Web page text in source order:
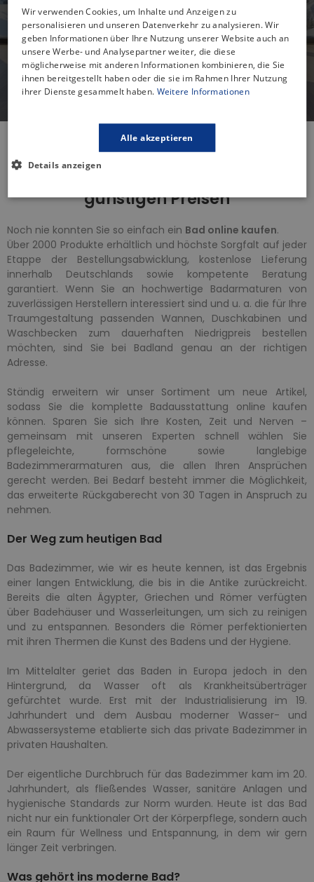
ZUM PRODUKT
günstigen Preisen
Noch nie konnten Sie so einfach ein Bad online kaufen.
Über 2000 Produkte erhältlich und höchste Sorgfalt auf jeder
Etappe der Bestellungsabwicklung, kostenlose Lieferung
innerhalb Deutschlands sowie kompetente Beratung
garantiert. Wenn Sie an hochwertige Badarmaturen von
zuverlässigen Herstellern interessiert sind und u. a. die für Ihre
Traumgestaltung passenden Wannen, Duschkabinen und
Waschbecken zum dauerhaften Niedrigpreis bestellen
möchten, sind Sie bei Badland genau an der richtigen
Adresse.
Ständig erweitern wir unser Sortiment um neue Artikel,
sodass Sie die komplette Badausstattung online kaufen
können. Sparen Sie sich Ihre Kosten, Zeit und Nerven –
gemeinsam mit unseren Experten schnell wählen Sie
pflegeleichte, formschöne sowie langlebige
Badezimmerarmaturen aus, die allen Ihren Ansprüchen
gerecht werden. Bei Bedarf besteht immer die Möglichkeit,
das erweiterte Rückgaberecht von 30 Tagen in Anspruch zu
nehmen.
Der Weg zum heutigen Bad
Das Badezimmer, wie wir es heute kennen, ist das Ergebnis
einer langen Entwicklung, die bis in die Antike zurückreicht.
Bereits die alten Ägypter, Griechen und Römer verfügten
über Badehäuser und Wasserleitungen, um sich zu reinigen
und zu entspannen. Besonders die Römer perfektionierten
mit ihren Thermen die Kunst des Badens und der Hygiene.
Im Mittelalter geriet das Baden in Europa jedoch in den
Hintergrund, da Wasser oft als Krankheitsüberträger
gefürchtet wurde. Erst mit der Industrialisierung im 19.
Jahrhundert und dem Ausbau moderner Wasser- und
Abwassersysteme etablierte sich das private Badezimmer in
privaten Haushalten.
Der eigentliche Durchbruch für das Badezimmer kam im 20.
Jahrhundert, als fließendes Wasser, sanitäre Anlagen und
hygienische Standards zur Norm wurden. Heute ist das Bad
nicht nur ein funktionaler Ort der Körperpflege, sondern auch
ein Raum für Wellness und Entspannung, in dem wir gern
länger Zeit verbringen.
Was gehört ins moderne Bad?
Wir verwenden Cookies, um Inhalte und Anzeigen zu
personalisieren und unseren Datenverkehr zu analysieren. Wir
geben Informationen über Ihre Nutzung unserer Website auch an
unsere Werbe- und Analysepartner weiter, die diese
möglicherweise mit anderen Informationen kombinieren, die Sie
ihnen bereitgestellt haben oder die sie im Rahmen Ihrer Nutzung
ihrer Dienste gesammelt haben. Weitere Informationen
Alle akzeptieren
Details anzeigen